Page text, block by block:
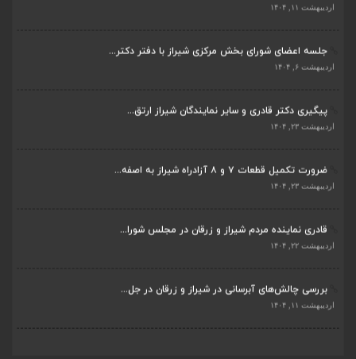
اردیبهشت ۱۱, ۱۴۰۴
جلسه اعضای شورای بخش مرکزی شیراز با دفتر دکتر...
اردیبهشت ۶, ۱۴۰۴
پیگیری دکتر قادری و سایر نمایندگان شیراز ارتق...
اردیبهشت ۲۳, ۱۴۰۴
ضرورت تکمیل قطعات ۷ و ۸ آزادراه شیراز به اصفه...
اردیبهشت ۲۳, ۱۴۰۴
قادری نماینده مردم شیراز و زرقان در مجلس شورا...
اردیبهشت ۲۲, ۱۴۰۴
بررسی چالش‌های آبرسانی در شیراز و زرقان در جل...
اردیبهشت ۱۱, ۱۴۰۴